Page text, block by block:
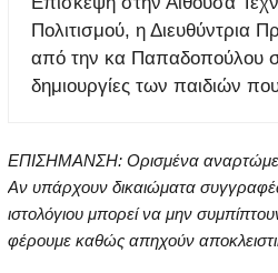
Πολιτισμού, η Διευθύντρια
από την κα Παπαδοπούλου
δημιουργίες των παιδιών
ΕΠΙΣΗΜΑΝΣΗ: Ορισμένα αναρτώμενα
Αν υπάρχουν δικαιώματα
ιστολόγιου μπορεί να μην
φέρουμε καθώς απηχούν